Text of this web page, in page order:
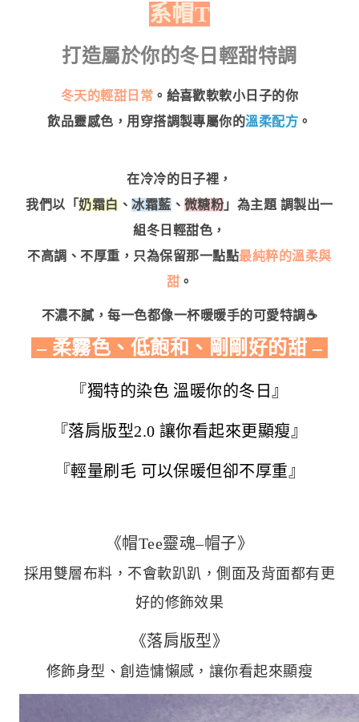
系帽T
打造屬於你的冬日輕甜特調
冬天的輕甜日常 。給喜歡軟軟小日子的你
飲品靈感色，用穿搭調製專屬你的溫柔配方 。
在冷冷的日子裡，
我們以「奶霜白 、冰霜藍 、 微糖粉」為主題 調製出一
組冬日輕甜色，
不高調、不厚重，只為保留那一點點最純粹的溫柔與
甜 。
不濃不膩，每一色都像一杯暖暖手的可愛特調☕
– 柔霧色、低飽和、剛剛好的甜 –
『獨特的染色 溫暖你的冬日』
『落肩版型2.0 讓你看起來更顯瘦』
『輕量刷毛 可以保暖但卻不厚重』
《帽Tee靈魂–帽子》
採用雙層布料，不會軟趴趴，側面及背面都有更
好的修飾效果
《落肩版型》
修飾身型、創造慵懶感，讓你看起來顯瘦